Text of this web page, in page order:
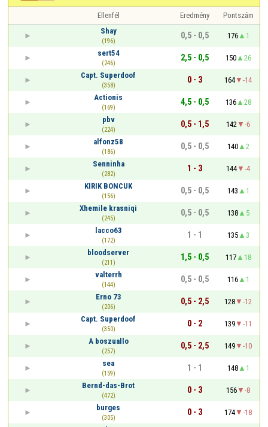
Ellenfél Eredmény
Pontszám
Shay
(196)
0,5 - 0,5 176
1
sert54
(246)
2,5 - 0,5 150
26
Capt. Superdoof
(358)
0 - 3 164
-14
Actionis
(169)
4,5 - 0,5 136
28
pbv
(224)
0,5 - 1,5 142
-6
alfonz58
(186)
0,5 - 0,5 140
2
Senninha
(282)
1 - 3 144
-4
KIRIK BONCUK
(156)
0,5 - 0,5 143
1
Xhemile krasniqi
(245)
0,5 - 0,5 138
5
lacco63
(172)
1 - 1 135
3
bloodserver
(211)
1,5 - 0,5 117
18
valterrh
(144)
0,5 - 0,5 116
1
Erno 73
(206)
0,5 - 2,5 128
-12
Capt. Superdoof
(350)
0 - 2 139
-11
A boszuallo
(257)
0,5 - 2,5 149
-10
sea
(159)
1 - 1 148
1
Bernd-das-Brot
(472)
0 - 3 156
-8
burges
(305)
0 - 3 174
-18